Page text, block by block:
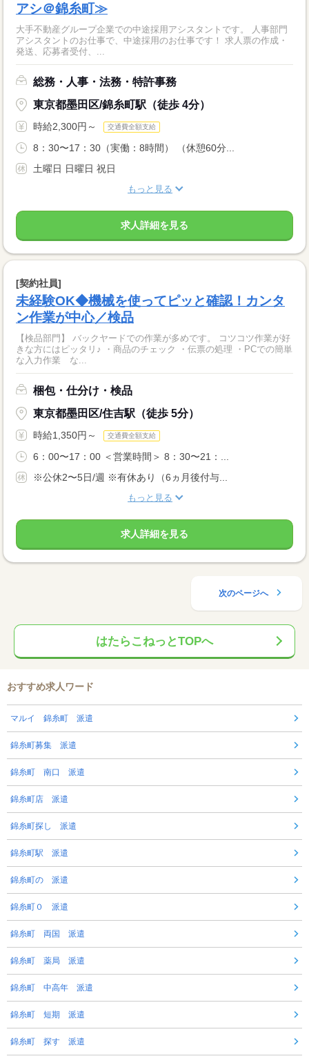
アシ＠錦糸町≫
大手不動産グループ企業での中途採用アシスタントです。 人事部門
アシスタントのお仕事で、中途採用のお仕事です！ 求人票の作成・
発送、応募者受付、...
総務・人事・法務・特許事務
東京都墨田区/錦糸町駅（徒歩 4分）
時給2,300円～ 交通費全額支給
8：30〜17：30（実働：8時間） （休憩60分...
土曜日 日曜日 祝日
もっと見る
求人詳細を見る
[契約社員]
未経験OK◆機械を使ってピッと確認！カンタ
ン作業が中心／検品
【検品部門】 バックヤードでの作業が多めです。 コツコツ作業が好
きな方にはピッタリ♪ ・商品のチェック ・伝票の処理 ・PCでの簡単
な入力作業 な...
梱包・仕分け・検品
東京都墨田区/住吉駅（徒歩 5分）
時給1,350円～ 交通費全額支給
6：00〜17：00 ＜営業時間＞ 8：30〜21：...
※公休2〜5日/週 ※有休あり（6ヵ月後付与...
もっと見る
求人詳細を見る
次のページへ
はたらこねっとTOPへ
おすすめ求人ワード
マルイ 錦糸町 派遣
錦糸町募集 派遣
錦糸町 南口 派遣
錦糸町店 派遣
錦糸町探し 派遣
錦糸町駅 派遣
錦糸町の 派遣
錦糸町０ 派遣
錦糸町 両国 派遣
錦糸町 薬局 派遣
錦糸町 中高年 派遣
錦糸町 短期 派遣
錦糸町 探す 派遣